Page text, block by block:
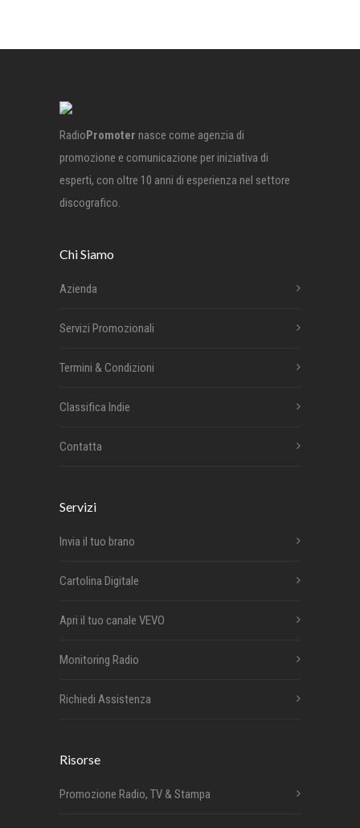
RadioPromoter nasce come agenzia di
promozione e comunicazione per iniziativa di
esperti, con oltre 10 anni di esperienza nel settore
discografico.
Chi Siamo
Azienda
Servizi Promozionali
Termini & Condizioni
Classifica Indie
Contatta
Servizi
Invia il tuo brano
Cartolina Digitale
Apri il tuo canale VEVO
Monitoring Radio
Richiedi Assistenza
Risorse
Promozione Radio, TV & Stampa